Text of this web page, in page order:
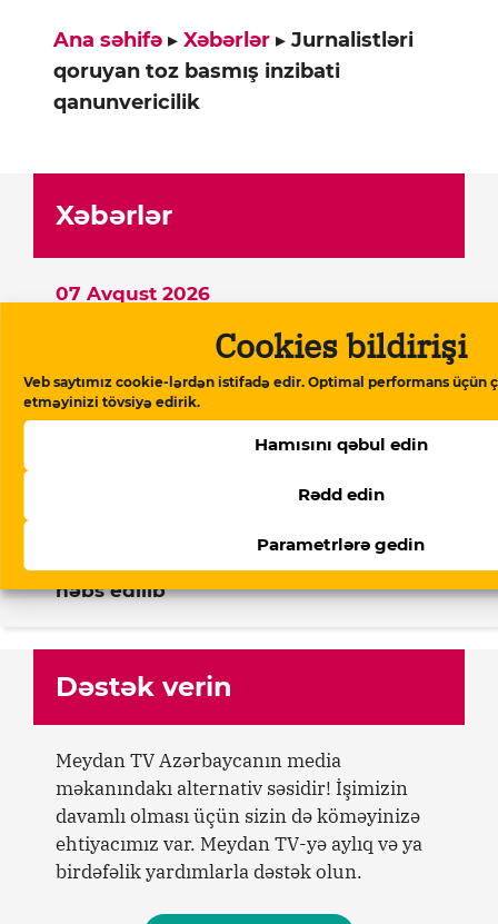
Cookies bildirişi
Veb saytımız cookie-lərdən istifadə edir. Optimal performans üçün
etməyinizi tövsiyə edirik.
Hamısını qəbul edin
Rədd edin
Parametrlərə gedin
Ana səhifə ▸ Xəbərlər ▸ Jurnalistləri
qoruyan toz basmış inzibati
qanunvericilik
Xəbərlər
olunan Azərbaycan cəmiyyətinin
vicdanıdır”
07 Avqust 2026
Beynəlxalq Valyuta Fondu:
Rusiyadan yüksək dərəcədə asılıdır”
07 Avqust 2026
həbs edilib
Dəstək verin
Meydan TV Azərbaycanın media
məkanındakı alternativ səsidir! İşimizin
davamlı olması üçün sizin də köməyinizə
ehtiyacımız var. Meydan TV-yə aylıq və ya
birdəfəlik yardımlarla dəstək olun.